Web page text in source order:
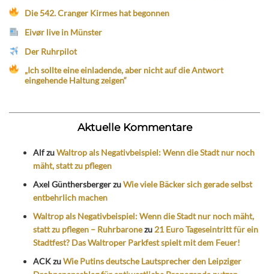
Die 542. Cranger Kirmes hat begonnen
Eivør live in Münster
Der Ruhrpilot
„Ich sollte eine einladende, aber nicht auf die Antwort
eingehende Haltung zeigen“
Aktuelle Kommentare
AlfzuWaltrop als Negativbeispiel: Wenn die Stadt nur noch
mäht, statt zu pflegen
Axel GünthersbergerzuWie viele Bäcker sich gerade selbst
entbehrlich machen
Waltrop als Negativbeispiel: Wenn die Stadt nur noch mäht,
statt zu pflegen – Ruhrbaronezu 21 Euro Tageseintritt für ein
Stadtfest? Das Waltroper Parkfest spielt mit dem Feuer!
ACKzuWie Putins deutsche Lautsprecher den Leipziger